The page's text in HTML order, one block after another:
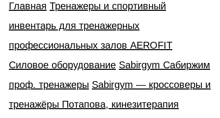
Главная Тренажеры и спортивный
инвентарь для тренажерных
профессиональных залов AEROFIT
Силовое оборудование Sabirgym Сабиржим
проф. тренажеры Sabirgym — кроссоверы и
тренажёры Потапова, кинезитерапия